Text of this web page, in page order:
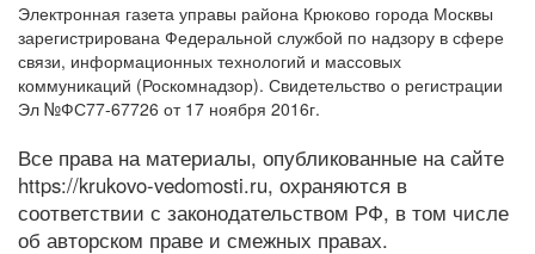
Электронная газета управы района Крюково города Москвы
зарегистрирована Федеральной службой по надзору в сфере
связи, информационных технологий и массовых
коммуникаций (Роскомнадзор). Свидетельство о регистрации
Эл №ФС77-67726 от 17 ноября 2016г.
Все права на материалы, опубликованные на сайте
https://krukovo-vedomosti.ru, охраняются в
соответствии с законодательством РФ, в том числе
об авторском праве и смежных правах.